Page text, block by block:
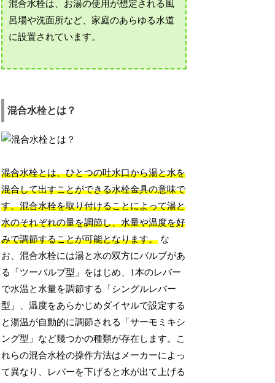
混合水栓は、お湯の使用が想定される風
呂場や洗面所など、家庭のあらゆる水道
に設置されています。
混合水栓とは？
混合水栓とは、ひとつの吐水口から湯と水を
混合して出すことができる水栓金具の意味で
す。混合水栓を取り付けることによって湯と
水のそれぞれの量を調節し、水量や温度を好
みで調節することが可能となります。 な
お、混合水栓には湯と水の双方にバルブがあ
る「ツーバルブ型」をはじめ、1本のレバー
で水温と水量を調節する「シングルレバー
型」、温度をあらかじめダイヤルで設定する
と湯温が自動的に調節される「サーモミキシ
ング型」など幾つかの種類が存在します。こ
れらの混合水栓の操作方法はメーカーによっ
て異なり、レバーを下げると水が出て上げる